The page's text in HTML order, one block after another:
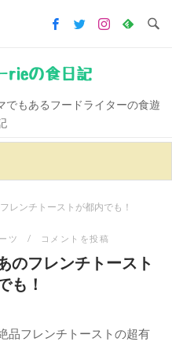
rieの食日記
もあるフードライターの食遊
レンチトーストが都内でも！
ツ コメントを投稿
のフレンチトースト
も！
品フレンチトーストの超有